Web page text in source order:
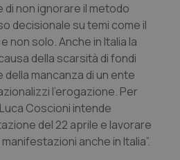
di non ignorare il metodo
decisionale su temi come il
non solo. Anche in Italia la
della scarsità di fondi
mancanza di un ente
l’erogazione. Per
Coscioni intende
del 22 aprile e lavorare
anche in Italia”.